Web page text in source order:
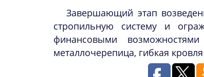
Завершающий этап
стропильную систему и
финансовыми
металлочерепица, гибкая